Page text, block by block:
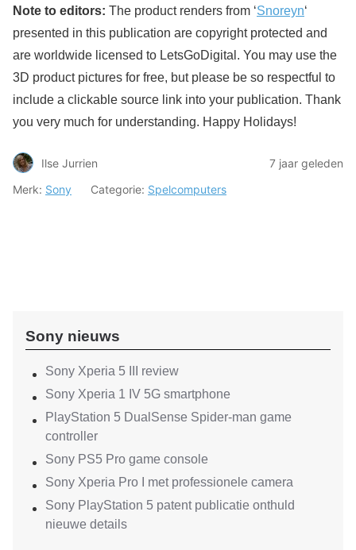
Note to editors: The product renders from ‘Snoreyn‘
presented in this publication are copyright protected and
are worldwide licensed to LetsGoDigital. You may use the
3D product pictures for free, but please be so respectful to
include a clickable source link into your publication. Thank
you very much for understanding. Happy Holidays!
Ilse Jurrien
7 jaar geleden
Merk: Sony Categorie: Spelcomputers
Sony nieuws
Sony Xperia 5 III review
Sony Xperia 1 IV 5G smartphone
PlayStation 5 DualSense Spider-man game
controller
Sony PS5 Pro game console
Sony Xperia Pro I met professionele camera
Sony PlayStation 5 patent publicatie onthuld
nieuwe details